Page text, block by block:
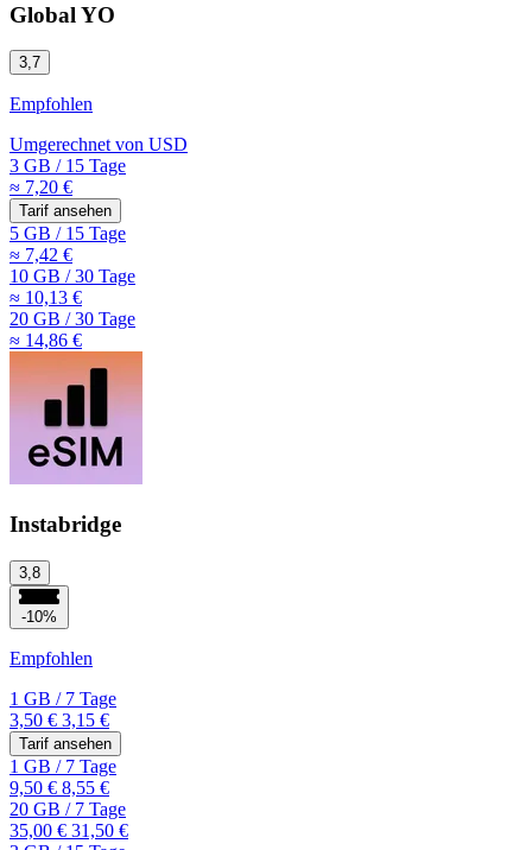
Global YO
3,7
Empfohlen
Umgerechnet von USD
3 GB /15 Tage
≈ 7,20 €
Tarif ansehen
5 GB /15 Tage
≈ 7,42 €
10 GB /30 Tage
≈ 10,13 €
20 GB /30 Tage
≈ 14,86 €
Instabridge
3,8
-10%
Empfohlen
1 GB /7 Tage
3,50 € 3,15 €
Tarif ansehen
1 GB /7 Tage
9,50 € 8,55 €
20 GB /7 Tage
35,00 € 31,50 €